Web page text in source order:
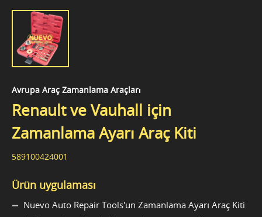
Avrupa Araç Zamanlama Araçları
Renault ve Vauhall için
Zamanlama Ayarı Araç Kiti
589100424001
Ürün uygulaması
Nuevo Auto Repair Tools'un Zamanlama Ayarı Araç Kiti